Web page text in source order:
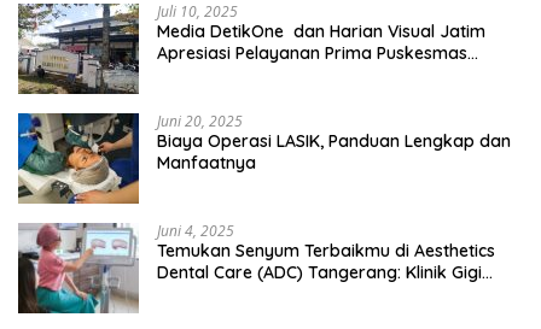
Juli 10, 2025
Media DetikOne dan Harian Visual Jatim
Apresiasi Pelayanan Prima Puskesmas
Juni 20, 2025
Biaya Operasi LASIK, Panduan Lengkap dan
Manfaatnya
Juni 4, 2025
Temukan Senyum Terbaikmu di Aesthetics
Dental Care (ADC) Tangerang: Klinik Gigi